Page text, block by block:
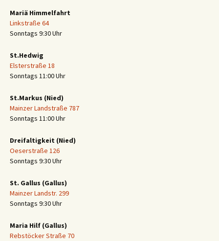
Mariä Himmelfahrt
Linkstraße 64
Sonntags 9:30 Uhr
St.Hedwig
Elsterstraße 18
Sonntags 11:00 Uhr
St.Markus (Nied)
Mainzer Landstraße 787
Sonntags 11:00 Uhr
Dreifaltigkeit (Nied)
Oeserstraße 126
Sonntags 9:30 Uhr
St. Gallus (Gallus)
Mainzer Landstr. 299
Sonntags 9:30 Uhr
Maria Hilf (Gallus)
Rebstöcker Straße 70